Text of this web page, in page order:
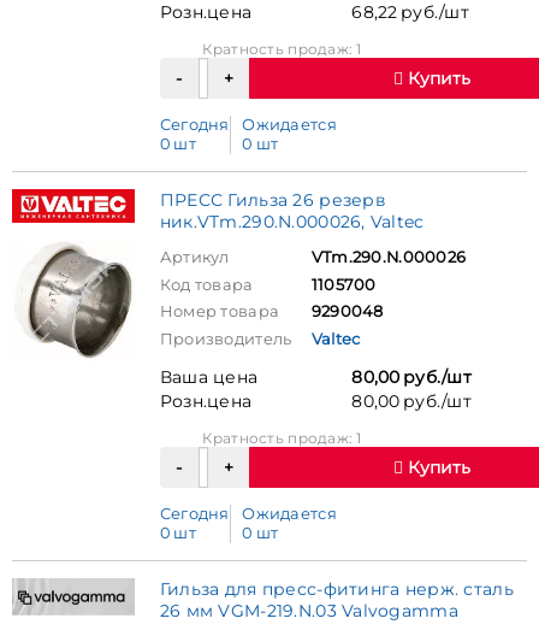
Розн.цена
68,22 руб./шт
Кратность продаж: 1
Купить
Сегодня
0 шт
Ожидается
0 шт
ПРЕСС Гильза 26 резерв
ник.VTm.290.N.000026, Valtec
Артикул
VTm.290.N.000026
Код товара
1105700
Номер товара
9290048
Производитель
Valtec
Ваша цена
80,00 руб./шт
Розн.цена
80,00 руб./шт
Кратность продаж: 1
Купить
Сегодня
0 шт
Ожидается
0 шт
Гильза для пресс-фитинга нерж. сталь
26 мм VGM-219.N.03 Valvogamma